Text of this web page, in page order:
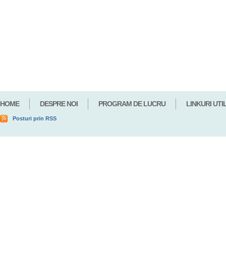
HOME DESPRE NOI PROGRAM DE LUCRU LINKURI
Posturi prin RSS